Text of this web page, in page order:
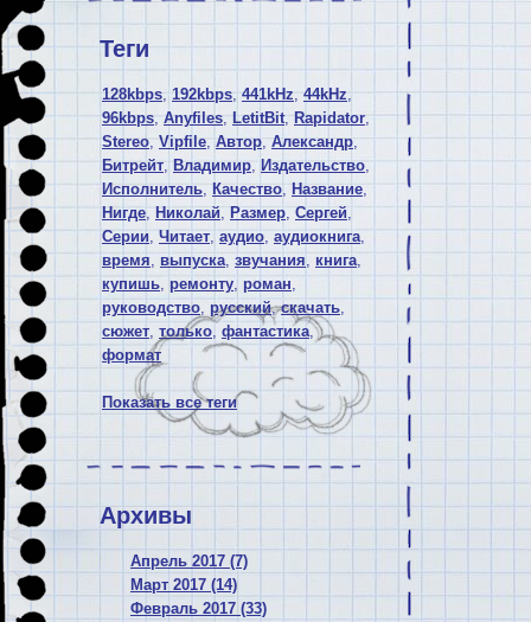
Теги
128kbps, 192kbps, 441kHz, 44kHz,
96kbps, Anyfiles, LetitBit, Rapidator,
Stereo, Vipfile, Автор, Александр,
Битрейт, Владимир, Издательство,
Исполнитель, Качество, Название,
Нигде, Николай, Размер, Сергей,
Серии,Читает, аудио, аудиокнига,
время, выпуска, звучания, книга,
купишь, ремонту, роман,
руководство, русский,скачать,
сюжет, только, фантастика,
формат
Показать все теги
Архивы
Апрель 2017 (7)
Март 2017 (14)
Февраль 2017 (33)